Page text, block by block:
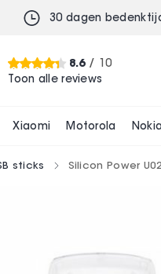
30 dagen
8.6/ 10
Toon alle reviews
Xiaomi Motorola
sticks Silicon Power